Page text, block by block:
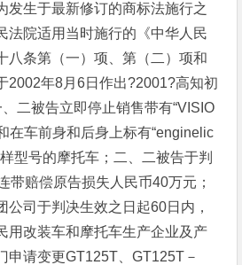
生于最新修订的商标法施行之
法院适用当时施行的《中华人民
八条第（一）项、第（二）项和
2002年8月6日作出?2001?高知初
二被告立即停止销售带有“VISIO
在车前身和后身上标有“enginelic
型号的摩托车；二、二被告于判
带赔偿原告损失人民币40万元；
公司于判决生效之日起60日内，
用改装车和摩托车生产企业及产
申请变更GT125T、GT125T－